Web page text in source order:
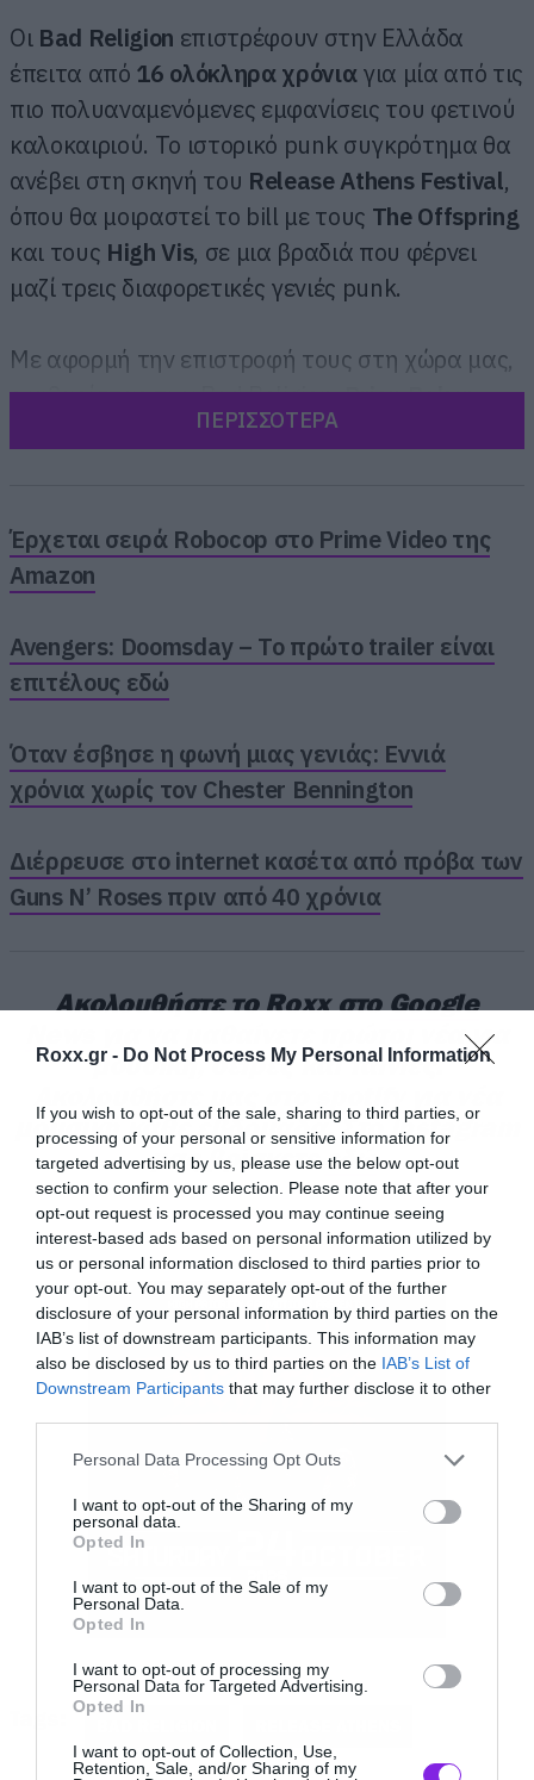
Roxx.gr - Do Not Process My Personal Information
If you wish to opt-out of the sale, sharing to third parties, or
processing of your personal or sensitive information for
targeted advertising by us, please use the below opt-out
section to confirm your selection. Please note that after your
opt-out request is processed you may continue seeing
interest-based ads based on personal information utilized by
us or personal information disclosed to third parties prior to
your opt-out. You may separately opt-out of the further
disclosure of your personal information by third parties on the
IAB’s list of downstream participants. This information may
also be disclosed by us to third parties on the IAB’s List of
Downstream Participants that may further disclose it to other
Please note that this website/app uses one or more Google
not limited to your visit or usage behaviour. You may click to
grant or deny consent to Google and its third-party tags to
use your data for below specified purposes in below Google
consent section.
Personal Data Processing Opt Outs
I want to opt-out of the Sharing of my
personal data.
Opted In
I want to opt-out of the Sale of my
Personal Data.
Opted In
I want to opt-out of processing my
Personal Data for Targeted Advertising.
Opted In
I want to opt-out of Collection, Use,
Retention, Sale, and/or Sharing of my
Οι Bad Religion επιστρέφουν στην Ελλάδα
έπειτα από 16 ολόκληρα χρόνιαγια μία από τις
πιο πολυαναμενόμενες εμφανίσεις του φετινού
καλοκαιριού. Το ιστορικό punk συγκρότημα θα
ανέβει στη σκηνή του ReleaseAthensFestival,
όπου θα μοιραστεί το bill με τους TheOffspring
και τους HighVis, σε μια βραδιά που φέρνει
μαζί τρεις διαφορετικές γενιές punk.
Με αφορμή την επιστροφή τους στη χώρα μας,
ο κιθαρίστας των Bad Religion,BrianBaker,
Θανάση Ράλληγια τη σημερινή
μπάντας με τη μουσική και την πολιτική, το
επόμενο άλμπουμ των Bad Religion, αλλά και
Ελλάδα.
Σημείωση: Η συνέντευξη πραγματοποιήθηκε τον
Φεβρουάριο του 2026.
Θανάσης Ράλλης:Brian, χαίρομαι πολύ που
έχουμε την ευκαιρία να μιλήσουμε. Οι Bad
Religion επιστρέφουν στην Ελλάδα αυτό το
καλοκαίρι μαζί με τους The Offspring. Είναι
μεγάλη χαρά που θα σας δούμε ξανά στη χώρα
μας μετά από τόσα χρόνια.
BrianBaker:Κι εγώ χαίρομαι πολύ. Και
τη στιγμή περιοδεύουμε μαζί με τους The
Offspring. Είναι μια πολύ ωραία σύμπτωση,
γιατί ουσιαστικά μιλάμε ενώ ζούμε ακριβώς
αυτό που περιγράφεις, την κοινή μας περιοδεία.
Είναι πάντα ιδιαίτερο να βρίσκεσαι στον δρόμο
ΠΕΡΙΣΣΟΤΕΡΑ
Έρχεται σειρά Robocop στο Prime Video της
Amazon
Avengers: Doomsday – Το πρώτο trailer είναι
επιτέλους εδώ
Όταν έσβησε η φωνή μιας γενιάς: Εννιά
χρόνια χωρίς τον Chester Bennington
Διέρρευσε στο internet κασέτα από πρόβα των
Guns N’ Roses πριν από 40 χρόνια
Ακολουθήστε το Roxx στοGoogle
για
μουσική, σειρές και ταινίες.
μουσική κάθε εβδομάδα. Στο instagram
μας βρίσκετεεδώ.